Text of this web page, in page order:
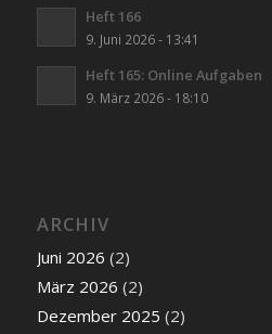
Heft 166
9. Juni 2026 - 13:41
Heft 165: Online Aufgaben
9. März 2026 - 18:10
ARCHIV
Juni 2026 (2)
März 2026 (2)
Dezember 2025 (2)